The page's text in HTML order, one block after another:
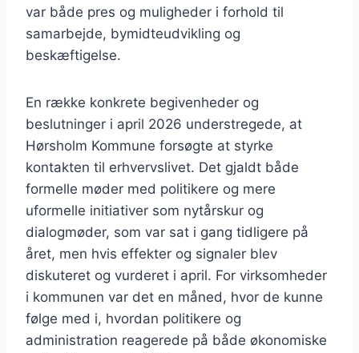
var både pres og muligheder i forhold til
samarbejde, bymidteudvikling og
beskæftigelse.
En række konkrete begivenheder og
beslutninger i april 2026 understregede, at
Hørsholm Kommune forsøgte at styrke
kontakten til erhvervslivet. Det gjaldt både
formelle møder med politikere og mere
uformelle initiativer som nytårskur og
dialogmøder, som var sat i gang tidligere på
året, men hvis effekter og signaler blev
diskuteret og vurderet i april. For virksomheder
i kommunen var det en måned, hvor de kunne
følge med i, hvordan politikere og
administration reagerede på både økonomiske